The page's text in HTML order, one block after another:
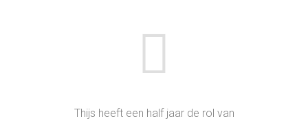
Thijs heeft een half jaar de rol van